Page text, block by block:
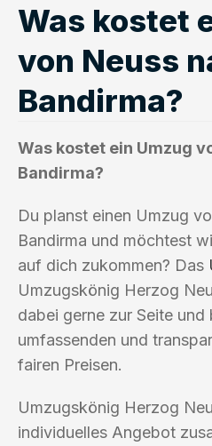
Was kostet
von Neuss
Bandirma?
Was kostet ein Umzug
Bandirma?
Du planst einen Umzug
Bandirma und möchtest
auf dich zukommen? Das
Umzugskönig Herzog
dabei gerne zur Seite und
umfassenden und
fairen Preisen.
Umzugskönig Herzog
individuelles Angebot